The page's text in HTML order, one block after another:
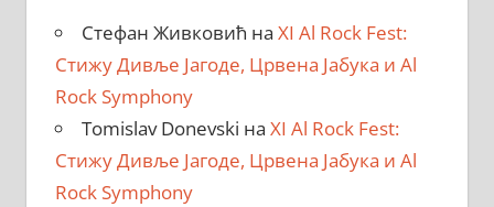
Стефан Живковић на XI Al Rock Fest:
Стижу Дивље Јагоде, Црвена Јабука и Al
Rock Symphony
Tomislav Donevski на XI Al Rock Fest:
Стижу Дивље Јагоде, Црвена Јабука и Al
Rock Symphony